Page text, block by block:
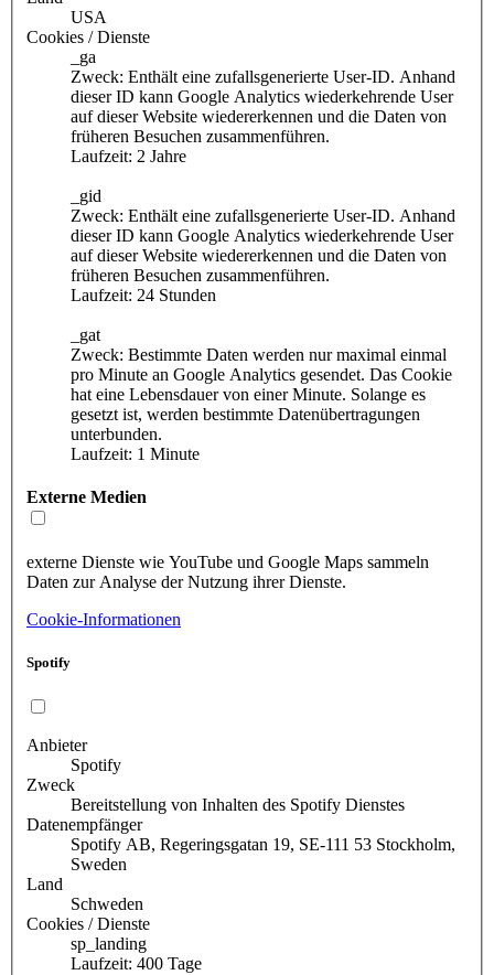
USA
Cookies / Dienste
_ga
Zweck: Enthält eine zufallsgenerierte User-ID. Anhand
dieser ID kann Google Analytics wiederkehrende User
auf dieser Website wiedererkennen und die Daten von
früheren Besuchen zusammenführen.
Laufzeit: 2 Jahre
_gid
Zweck: Enthält eine zufallsgenerierte User-ID. Anhand
dieser ID kann Google Analytics wiederkehrende User
auf dieser Website wiedererkennen und die Daten von
früheren Besuchen zusammenführen.
Laufzeit: 24 Stunden
_gat
Zweck: Bestimmte Daten werden nur maximal einmal
pro Minute an Google Analytics gesendet. Das Cookie
hat eine Lebensdauer von einer Minute. Solange es
gesetzt ist, werden bestimmte Datenübertragungen
unterbunden.
Laufzeit: 1 Minute
Externe Medien
externe Dienste wie YouTube und Google Maps sammeln
Daten zur Analyse der Nutzung ihrer Dienste.
Cookie-Informationen
Spotify
Anbieter
Spotify
Zweck
Bereitstellung von Inhalten des Spotify Dienstes
Datenempfänger
Spotify AB, Regeringsgatan 19, SE-111 53 Stockholm,
Sweden
Land
Schweden
Cookies / Dienste
sp_landing
Laufzeit: 400 Tage